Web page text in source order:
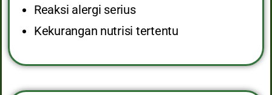
Reaksi alergi serius
Kekurangan nutrisi tertentu